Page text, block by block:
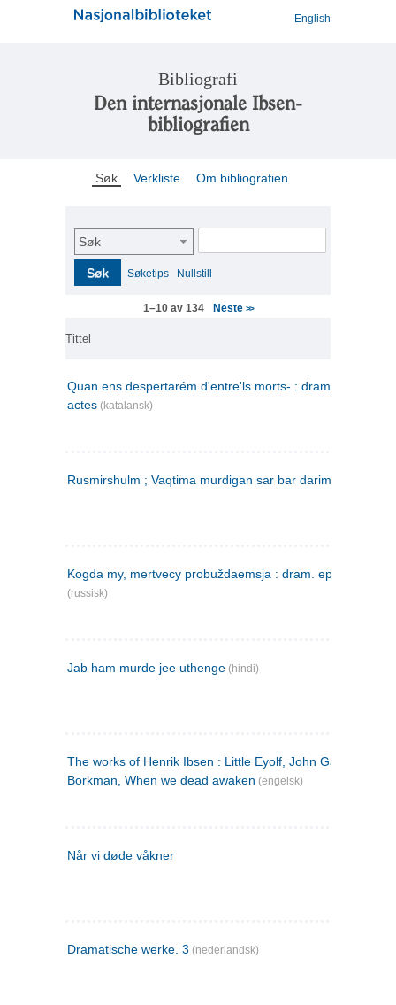
English
Bibliografi
Den internasjonale Ibsen-
bibliografien
Søk Verkliste Om bibliografien
Søk
Søk Søketips Nullstill
1–10 av 134 Neste >>
Tittel
Quan ens despertarém d'entre'ls morts- : drama en tres
actes (katalansk)
Rusmirshulm ; Vaqtima murdigan sar bar darim
Kogda my, mertvecy probuždaemsja : dram. epilog v 3 d
(russisk)
Jab ham murde jee uthenge (hindi)
The works of Henrik Ibsen : Little Eyolf, John Gabriel
Borkman, When we dead awaken (engelsk)
Når vi døde våkner
Dramatische werke. 3 (nederlandsk)